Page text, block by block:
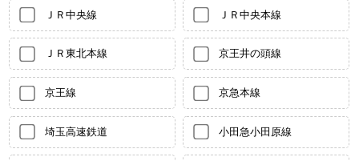
ＪＲ中央線 ＪＲ中央本線
ＪＲ東北本線 京王井の頭線
京王線 京急本線
埼玉高速鉄道 小田急小田原線